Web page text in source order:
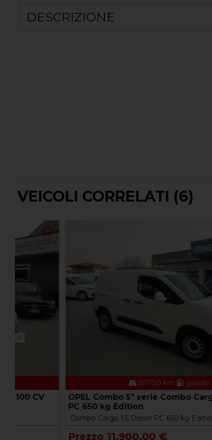
DESCRIZIONE
VEICOLI CORRELATI (6)
gasolio
OPEL Combo 5ª serie Combo Cargo 1.5 Diesel
PC 650 kg Edition
Combo Cargo 1.5 Diesel PC 650 kg Edition
Prezzo 11.900,00 €